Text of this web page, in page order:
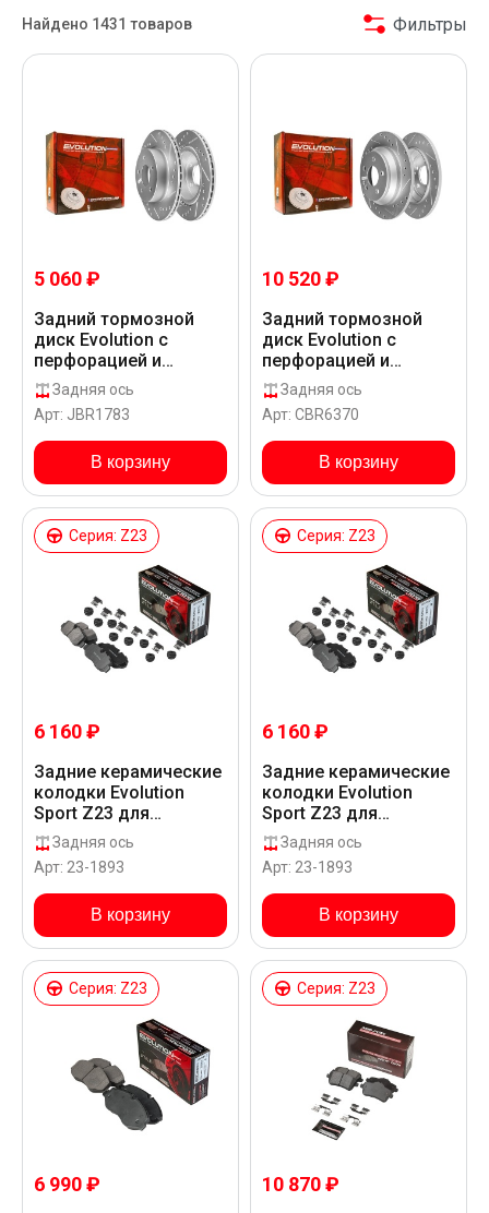
Найдено 1431 товаров Фильтры
5 060 ₽
Задний тормозной
диск Evolution с
перфорацией и
насечками, в
покрытии GEOMET для
Mercedes-Benz 108
W420
Задняя ось
Арт: JBR1783
В корзину
10 520 ₽
Задний тормозной
диск Evolution с
перфорацией и
насечками, в
покрытии GEOMET для
Mercedes-Benz 116
CDI BLUETEC W477
Задняя ось
Арт: CBR6370
В корзину
Серия: Z23
6 160 ₽
Задние керамические
колодки Evolution
Sport Z23 для
Mercedes-Benz 116
CDI BLUETEC W477
Задняя ось
Арт: 23-1893
В корзину
Серия: Z23
6 160 ₽
Задние керамические
колодки Evolution
Sport Z23 для
Mercedes-Benz 119
CDI BLUETEC W447
Задняя ось
Арт: 23-1893
В корзину
Серия: Z23
6 990 ₽
Серия: Z23
10 870 ₽